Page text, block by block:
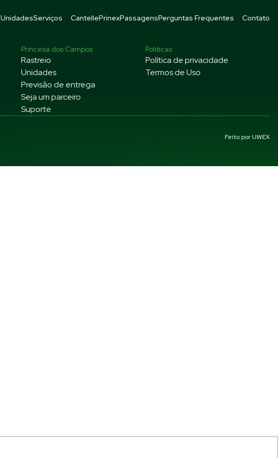
UnidadesServiços CantellePrinexPassagensPerguntas Frequentes Contato
Princesa dos Campos
Rastreio
Unidades
Previsão de entrega
Seja um parceiro
Suporte
Politicas
Política de privacidade
Termos de Uso
Feito porUWEX